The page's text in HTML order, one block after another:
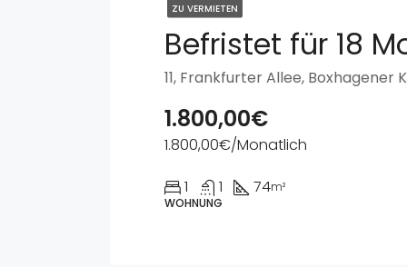
ZU VERMIETEN
1.800,00€
1.800,00€/Monatlich
1
1 74m²
WOHNUNG